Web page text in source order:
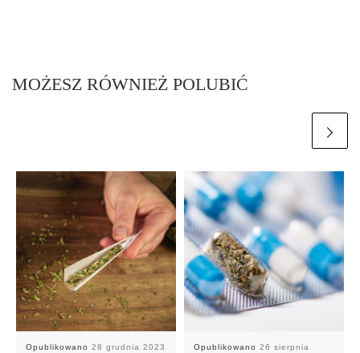
MOŻESZ RÓWNIEŻ POLUBIĆ
Opublikowano 28 grudnia 2023 Opublikowano 26 sierpnia